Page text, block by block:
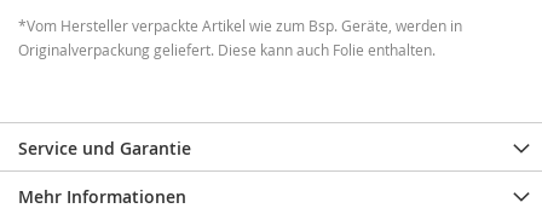
*Vom Hersteller verpackte Artikel wie zum Bsp. Geräte, werden in
Originalverpackung geliefert. Diese kann auch Folie enthalten.
Service und Garantie
Mehr Informationen